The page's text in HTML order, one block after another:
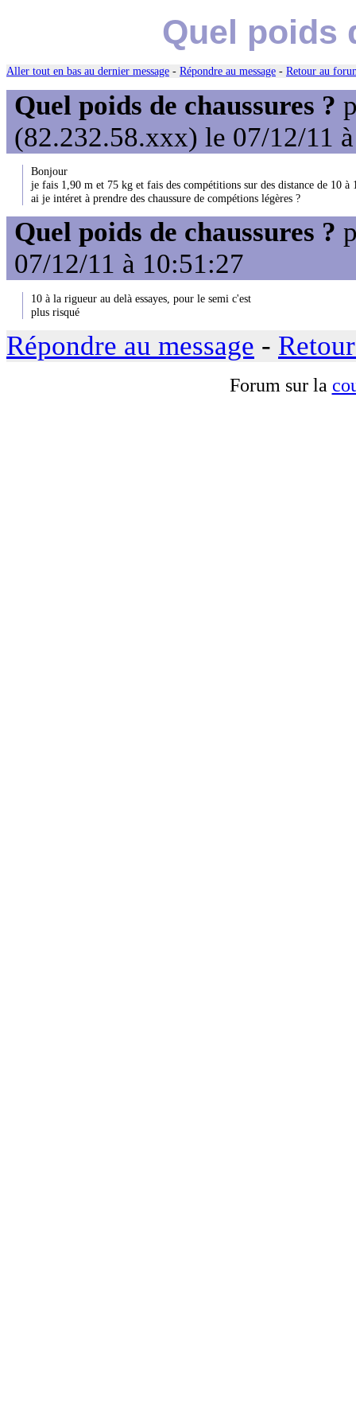
Quel poids
Aller tout en bas au dernier message - Répondre au message - Retour au
Quel poids de chaussures ?
(82.232.58.xxx) le 07/12/11
Bonjour
je fais 1,90 m et 75 kg et fais des compétitions sur des distance de 10
ai je intéret à prendre des chaussure de compétions légères ?
Quel poids de chaussures ?
07/12/11 à 10:51:27
10 à la rigueur au delà essayes, pour le semi c'est
plus risqué
Répondre au message -
Forum sur la